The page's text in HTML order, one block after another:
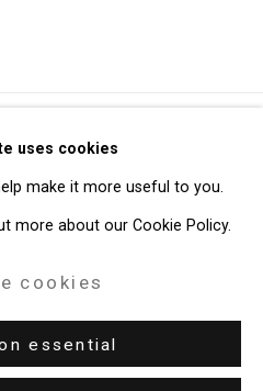
cookies
Tierney Gallery
10013
uses cookies
make it more useful to you.
more about our Cookie Policy.
cookies
essential